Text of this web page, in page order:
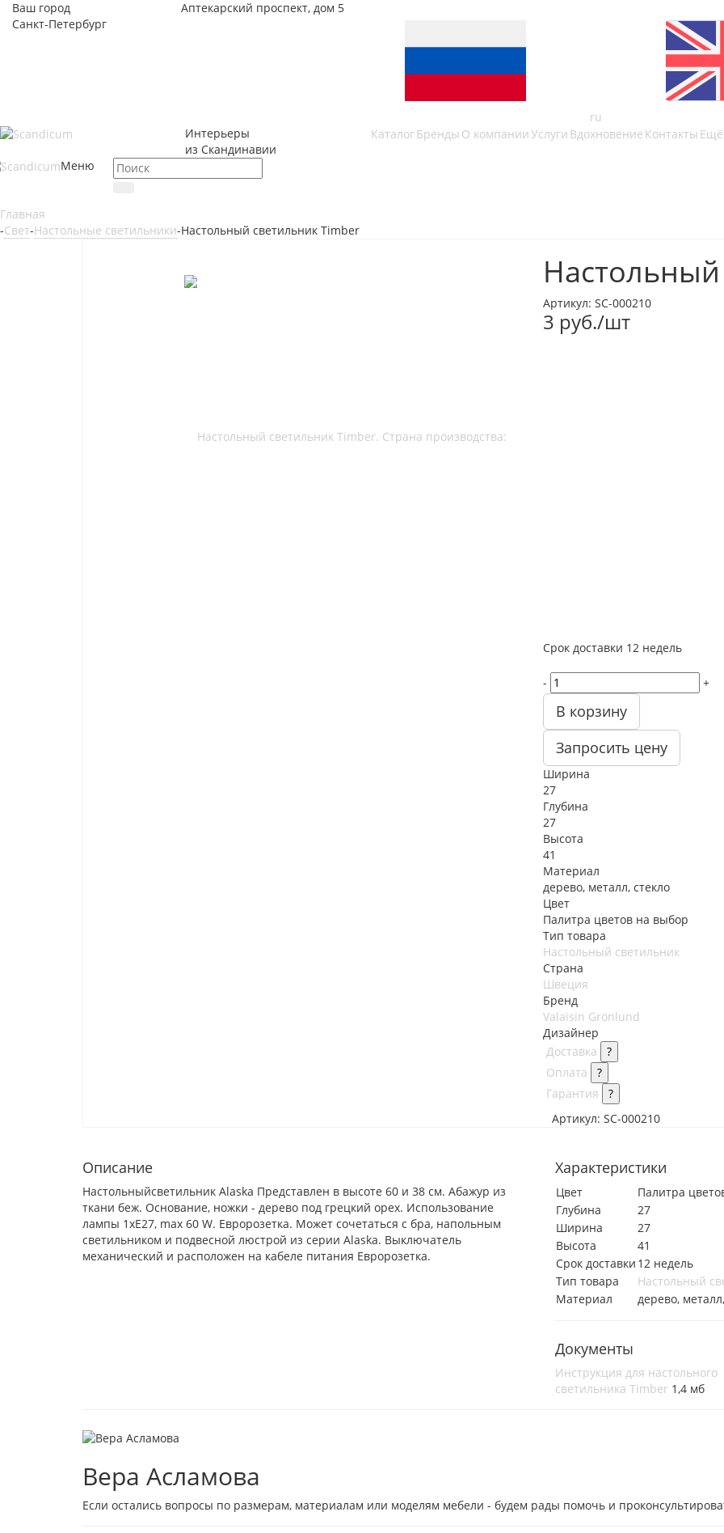
Ваш город
Санкт-Петербург
Аптекарский проспект, дом 5
ru
Интерьеры
из Скандинавии
КаталогБренды О компанииУслуги Вдохновение Контакты Ещё
Меню
Главная
-Свет-Настольные светильники-Настольный светильник Timber
Артикул: SC-000210
3 руб./шт
Срок доставки 12 недель
- +
В корзину
Запросить цену
Ширина
27
Глубина
27
Высота
41
Материал
дерево, металл, стекло
Цвет
Палитра цветов на выбор
Тип товара
Настольный светильник
Страна
Швеция
Бренд
Valaisin Grönlund
Дизайнер
Доставка
?
Оплата
?
Гарантия
?
Артикул: SC-000210
Описание
Настольныйсветильник Alaska Представлен в высоте 60 и 38 см. Абажур из
ткани беж. Основание, ножки - дерево под грецкий орех. Использование
лампы 1xE27, max 60 W. Евророзетка. Может сочетаться с бра, напольным
светильником и подвесной люстрой из серии Alaska. Выключатель
механический и расположен на кабеле питания Евророзетка.
Характеристики
Цвет
Палитра
Глубина
27
Ширина
27
Высота
41
Срок доставки 12 недель
Тип товара
Настольный
Материал
дерево,
Документы
Инструкция для настольного
светильника Timber 1,4 мб
Вера Асламова
Если остались вопросы по размерам, материалам или моделям мебели - будем рады помочь и